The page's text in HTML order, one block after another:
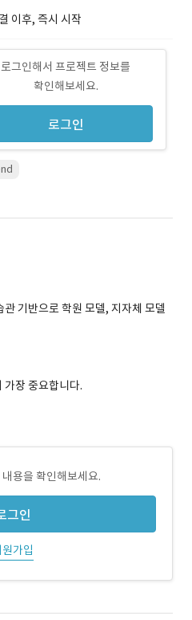
이후, 즉시 시작
로그인해서 프로젝트 정보를
확인해보세요.
로그인
기반으로 학원 모델, 지자체 모델
가장 중요합니다.
용을 확인해보세요.
그인
원가입